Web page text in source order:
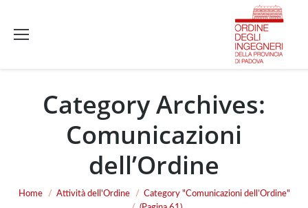
Category Archives:
Comunicazioni
dell’Ordine
You are here:
Home Attività dell'Ordine
Category "Comunicazioni dell’Ordine"